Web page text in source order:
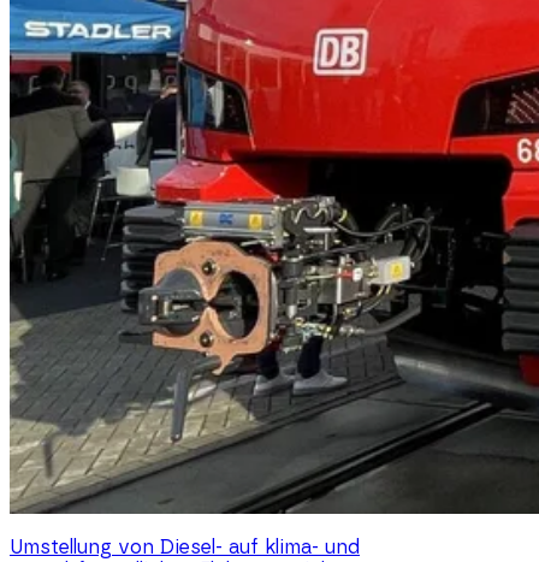
Umstellung von Diesel- auf klima- und